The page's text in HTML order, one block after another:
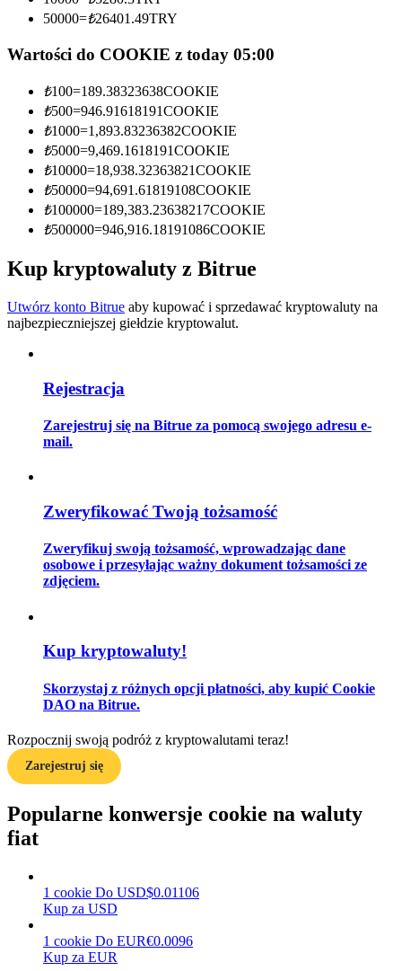
Informacja
Analiza Big Data, w tym informacje handlowe itp.
Strategie handlowe
Dowiedz się, jak zachować rentowność
Zarabiać
Codziennie zdobywaj konkurencyjne nagrody
50000=₺26401.49TRY
Wartości do COOKIE z today 05:00
₺100=189.38323638COOKIE
₺500=946.91618191COOKIE
₺1000=1,893.83236382COOKIE
₺5000=9,469.1618191COOKIE
₺10000=18,938.32363821COOKIE
₺50000=94,691.61819108COOKIE
₺100000=189,383.23638217COOKIE
₺500000=946,916.18191086COOKIE
Kup kryptowaluty z Bitrue
Utwórz konto Bitrue aby kupować i sprzedawać kryptowaluty na
najbezpieczniejszej giełdzie kryptowalut.
Rejestracja
Zarejestruj się na Bitrue za pomocą swojego adresu e-
mail.
Zweryfikować Twoją tożsamość
Zweryfikuj swoją tożsamość, wprowadzając dane
osobowe i przesyłając ważny dokument tożsamości ze
zdjęciem.
Kup kryptowaluty!
Skorzystaj z różnych opcji płatności, aby kupić Cookie
DAO na Bitrue.
Rozpocznij swoją podróż z kryptowalutami teraz!
Zarejestruj się
Popularne konwersje cookie na waluty
fiat
1 cookie Do USD$0.01106
Kup za USD
1 cookie Do EUR€0.0096
Kup za EUR